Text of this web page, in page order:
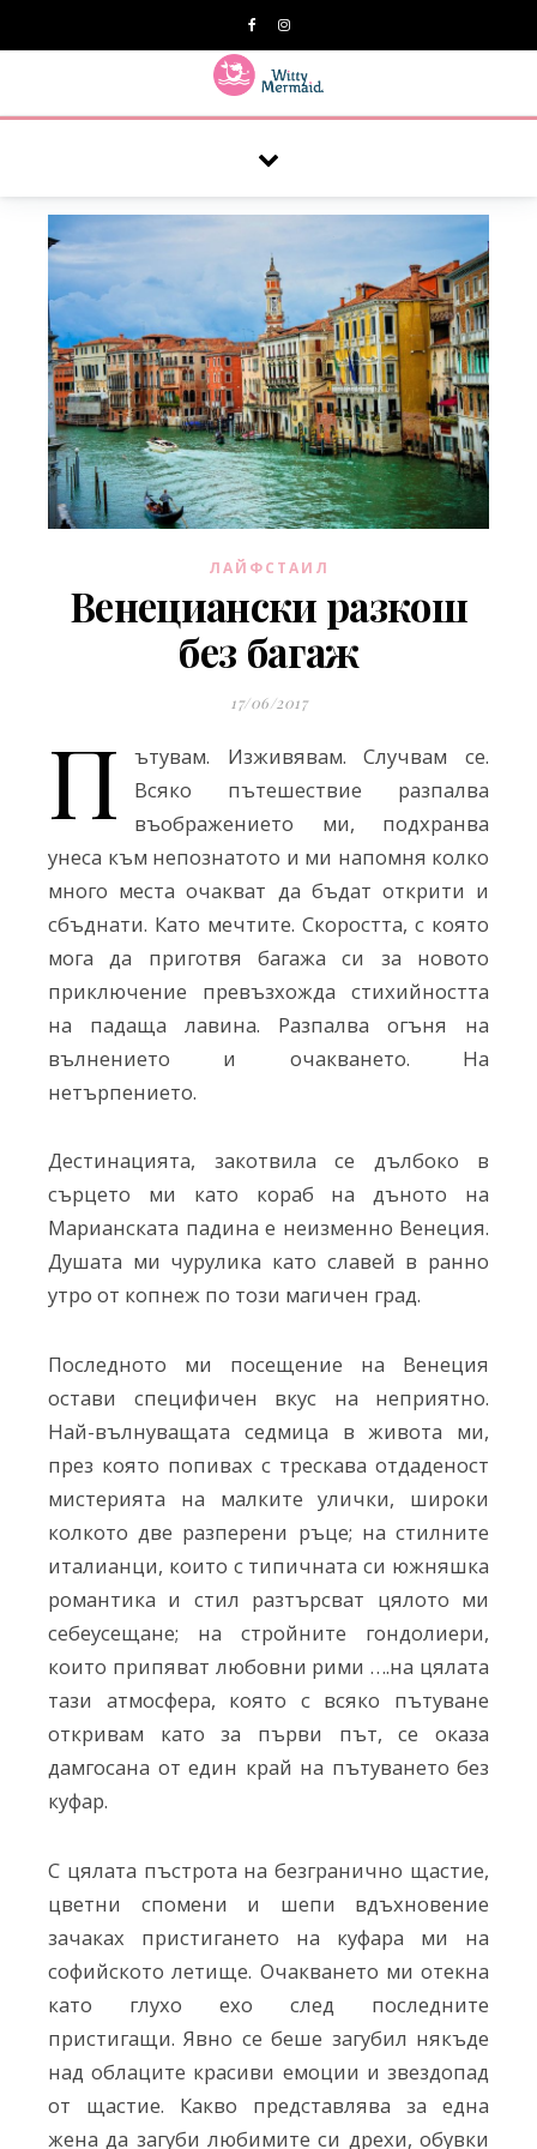
ЛАЙФСТАИЛ
Венециански разкош
без багаж
17/06/2017
П
ътувам. Изживявам. Случвам се.
Всяко пътешествие разпалва
въображението ми, подхранва
унеса към непознатото и ми напомня колко
много места очакват да бъдат открити и
сбъднати. Като мечтите. Скоростта, с която
мога да приготвя багажа си за новото
приключение превъзхожда стихийността
на падаща лавина. Разпалва огъня на
вълнението и очакването. На
нетърпението.
Дестинацията, закотвила се дълбоко в
сърцето ми като кораб на дъното на
Марианската падина е неизменно Венеция.
Душата ми чурулика като славей в ранно
утро от копнеж по този магичен град.
Последното ми посещение на Венеция
остави специфичен вкус на неприятно.
Най-вълнуващата седмица в живота ми,
през която попивах с трескава отдаденост
мистерията на малките улички, широки
колкото две разперени ръце; на стилните
италианци, които с типичната си южняшка
романтика и стил разтърсват цялото ми
себеусещане; на стройните гондолиери,
които припяват любовни рими ….на цялата
тази атмосфера, която с всяко пътуване
откривам като за първи път, се оказа
дамгосана от един край на пътуването без
куфар.
С цялата пъстрота на безгранично щастие,
цветни спомени и шепи вдъхновение
зачаках пристигането на куфара ми на
софийското летище. Очакването ми отекна
като глухо ехо след последните
пристигащи. Явно се беше загубил някъде
над облаците красиви емоции и звездопад
от щастие. Какво представлява за една
жена да загуби любимите си дрехи, обувки